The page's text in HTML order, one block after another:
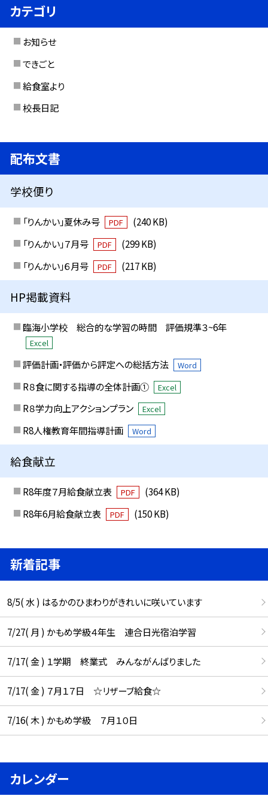
カテゴリ
お知らせ
できごと
給食室より
校長日記
配布文書
学校便り
「りんかい」夏休み号 PDF
(240 KB)
「りんかい」７月号
PDF
(299 KB)
「りんかい」６月号
PDF (217 KB)
HP掲載資料
臨海小学校 総合的な学習の時間 評価規準３~6年
Excel
評価計画・評価から評定への総括方法 Word
R８食に関する指導の全体計画① Excel
R８学力向上アクションプラン Excel
R8人権教育年間指導計画 Word
給食献立
R8年度７月給食献立表 PDF
(364 KB)
R8年6月給食献立表
PDF (150 KB)
新着記事
8/5( 水 ) はるかのひまわりがきれいに咲いています
7/27( 月 ) かもめ学級４年生 連合日光宿泊学習
7/17( 金 ) １学期 終業式 みんながんばりました
7/17( 金 ) ７月１７日 ☆リザーブ給食☆
7/16( 木 ) かもめ学級 ７月１０日
カレンダー